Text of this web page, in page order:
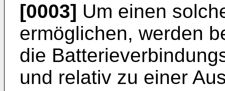
[0003] Um einen
ermöglichen, werden
die
und relativ zu einer